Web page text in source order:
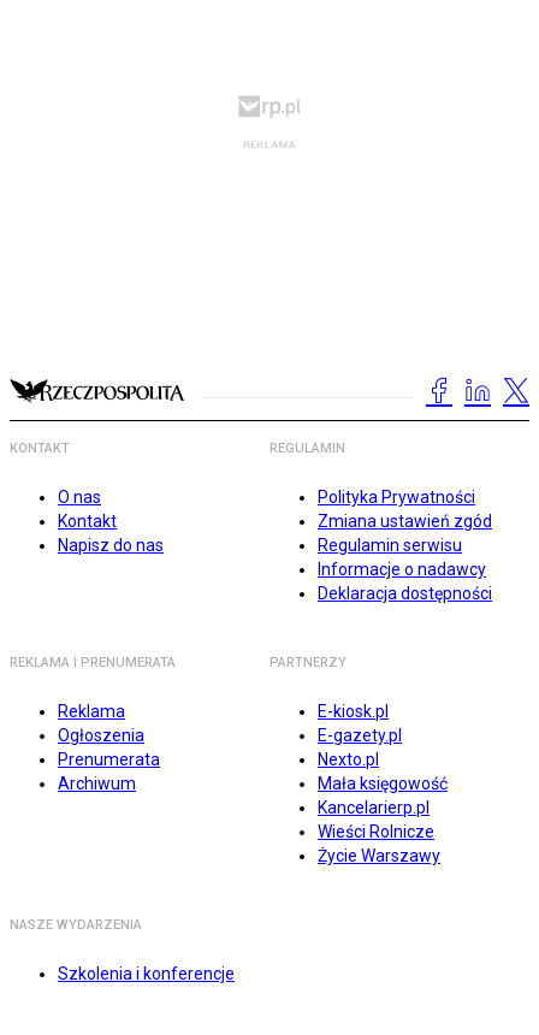
KONTAKT
O nas
Kontakt
Napisz do nas
REGULAMIN
Polityka Prywatności
Zmiana ustawień zgód
Regulamin serwisu
Informacje o nadawcy
Deklaracja dostępności
REKLAMA I PRENUMERATA
Reklama
Ogłoszenia
Prenumerata
Archiwum
PARTNERZY
E-kiosk.pl
E-gazety.pl
Nexto.pl
Mała księgowość
Kancelarierp.pl
Wieści Rolnicze
Życie Warszawy
NASZE WYDARZENIA
Szkolenia i konferencje